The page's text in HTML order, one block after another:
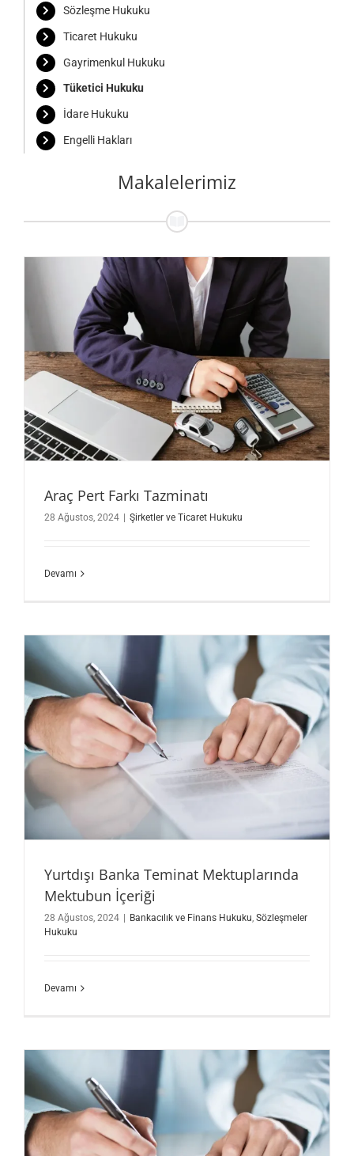
Sözleşme Hukuku
Ticaret Hukuku
Gayrimenkul Hukuku
Tüketici Hukuku
İdare Hukuku
Engelli Hakları
Makalelerimiz
Araç Pert Farkı Tazminatı
28 Ağustos, 2024 Şirketler ve Ticaret Hukuku
Devamı
Yurtdışı Banka Teminat Mektuplarında
Mektubun İçeriği
28 Ağustos, 2024 | Bankacılık ve Finans Hukuku Sözleşmeler
Hukuku
Devamı